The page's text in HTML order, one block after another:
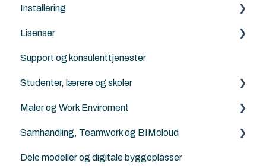
Installering
Archicad
Nordic Tools
ArchiFrame
Solibri
Architerra
Goodies for Archicad
Lisenser
Archicad
Archicad Cloud licenser
ArchiFrame
Support og konsulenttjenester
Studenter, lærere og skoler
Archicad BIM norsktilpasset for studenter, lærere
Maler og Work Enviroment
Maler
Attributter
Samhandling, Teamwork og BIMcloud
Generelt
Dele modeller og digitale byggeplasser